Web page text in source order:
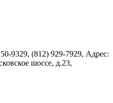
9329, (812) 929-7929, Адрес:
шоссе, д.23,